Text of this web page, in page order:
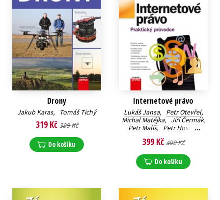
Drony
Jakub Karas, Tomáš Tichý
319 Kč 399 Kč
Do košíku
Internetové právo
Lukáš Jansa, Petr Otevřel,
Michal Matějka, Jiří Čermák,
Petr Mališ, Petr Hostaš,
Ján Matejka
399 Kč 499 Kč
Do košíku